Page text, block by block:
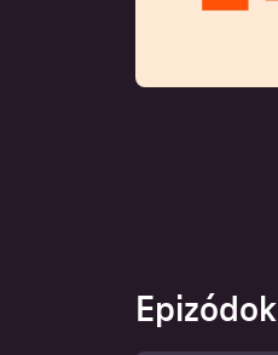
Epizódok